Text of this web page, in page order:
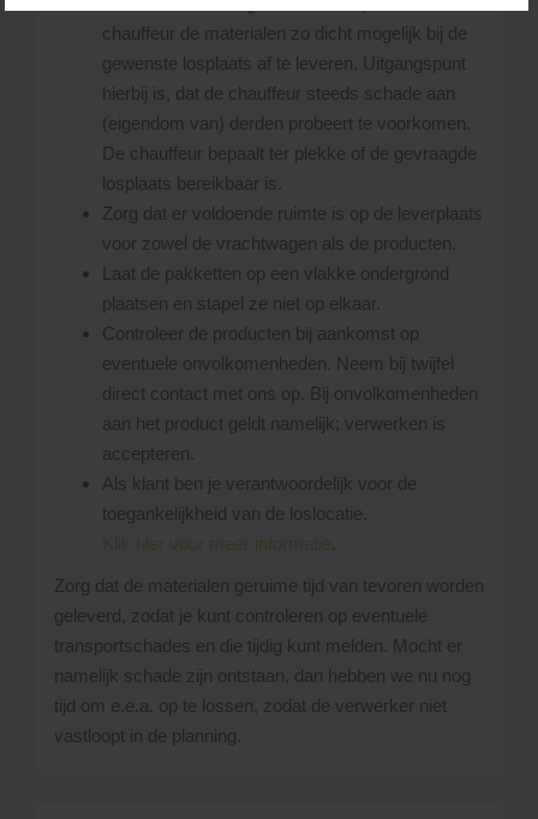
chauffeur de materialen zo dicht mogelijk bij de
gewenste losplaats af te leveren. Uitgangspunt
hierbij is, dat de chauffeur steeds schade aan
(eigendom van) derden probeert te voorkomen.
De chauffeur bepaalt ter plekke of de gevraagde
losplaats bereikbaar is.
Zorg dat er voldoende ruimte is op de leverplaats
voor zowel de vrachtwagen als de producten.
Laat de pakketten op een vlakke ondergrond
plaatsen en stapel ze niet op elkaar.
Controleer de producten bij aankomst op
eventuele onvolkomenheden. Neem bij twijfel
direct contact met ons op. Bij onvolkomenheden
aan het product geldt namelijk; verwerken is
accepteren.
Als klant ben je verantwoordelijk voor de
toegankelijkheid van de loslocatie.
Klik hier voor meer informatie
Zorg dat de materialen geruime tijd van tevoren worden
geleverd, zodat je kunt controleren op eventuele
transportschades en die tijdig kunt melden. Mocht er
namelijk schade zijn ontstaan, dan hebben we nu nog
tijd om e.e.a. op te lossen, zodat de verwerker niet
vastloopt in de planning.